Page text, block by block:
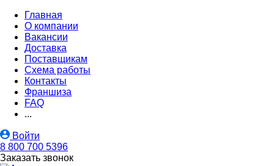
Главная
О компании
Вакансии
Доставка
Поставщикам
Схема работы
Контакты
Франшиза
FAQ
...
Войти
8 800 700 5396
Заказать звонок